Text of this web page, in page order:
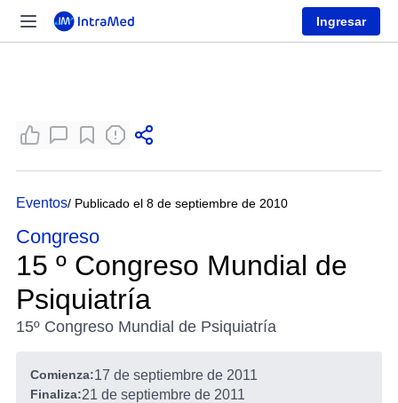
Ingresar
Eventos/ Publicado el 8 de septiembre de 2010
Congreso
15 º Congreso Mundial de
Psiquiatría
15º Congreso Mundial de Psiquiatría
Comienza:17 de septiembre de 2011
Finaliza:21 de septiembre de 2011